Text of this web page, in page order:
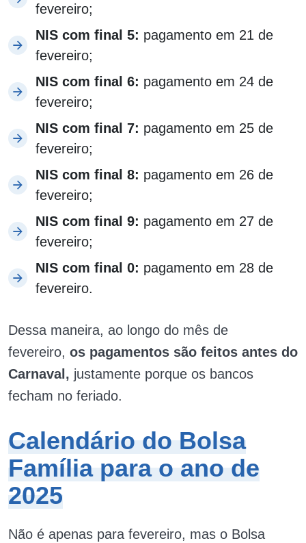
fevereiro;
NIS com final 5: pagamento em 21 de
fevereiro;
NIS com final 6: pagamento em 24 de
fevereiro;
NIS com final 7: pagamento em 25 de
fevereiro;
NIS com final 8: pagamento em 26 de
fevereiro;
NIS com final 9: pagamento em 27 de
fevereiro;
NIS com final 0: pagamento em 28 de
fevereiro.
Dessa maneira, ao longo do mês de
fevereiro, os pagamentos são feitos antes do
Carnaval, justamente porque os bancos
fecham no feriado.
Calendário do Bolsa
Família para o ano de
2025
Não é apenas para fevereiro, mas o Bolsa